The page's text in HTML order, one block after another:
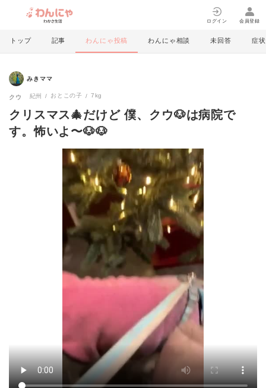
ログイン 会員登録
トップ 記事 わんにゃ投稿 わんにゃ相談 未回答 症状
みきママ
クウ 紀州 おとこの子 7kg
クリスマス🎄だけど 僕、クウ🐶は病院で
す。怖いよ〜🐶🐶